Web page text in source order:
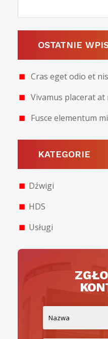
OSTATNIE
Cras eget odio et
Vivamus placerat at
Fusce elementum
KATEGORIE
Dźwigi
HDS
Usługi